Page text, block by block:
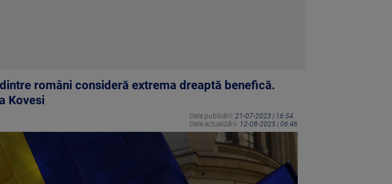
români consideră extrema dreaptă benefică.
Kovesi
Data publicării: 21-07-2023 | 16:54
Data actualizării: 12-08-2025 | 06:46